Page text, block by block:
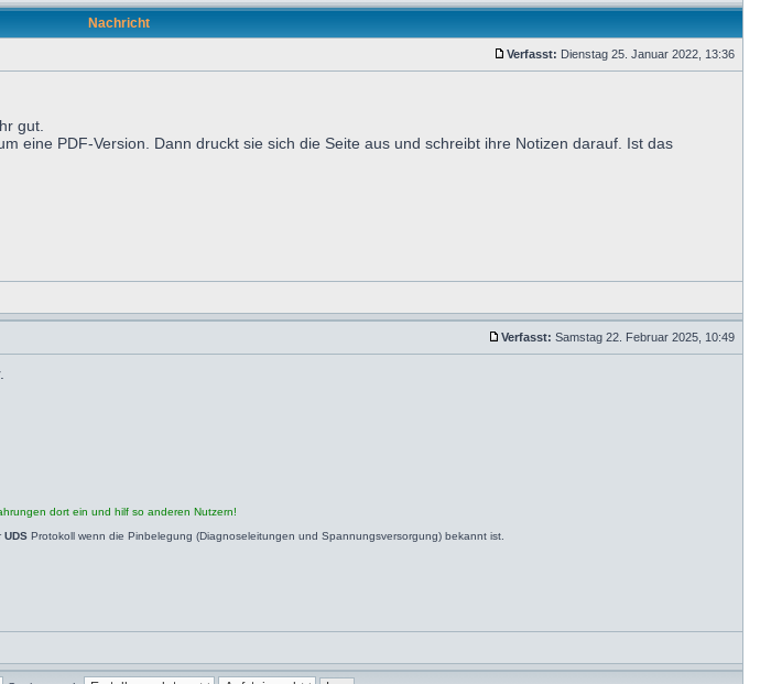
Nachricht
Verfasst: Dienstag 25. Januar 2022, 13:36
gut.
eine PDF-Version. Dann druckt sie sich die Seite aus und schreibt ihre Notizen darauf. Ist das
Verfasst: Samstag 22. Februar 2025, 10:49
dort ein und hilf so anderen Nutzern!
UDS Protokoll wenn die Pinbelegung (Diagnoseleitungen und Spannungsversorgung) bekannt ist.